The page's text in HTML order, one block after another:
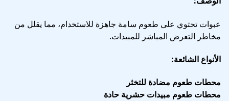
عبوات تحتوي على طعوم سامة جاهزة للاستخدام، مما يقلل من
مخاطر التعرض المباشر للمبيدات.
الأنواع الشائعة:
محطات طعوم مضادة للتخثر
محطات طعوم مبيدات حشرية حادة